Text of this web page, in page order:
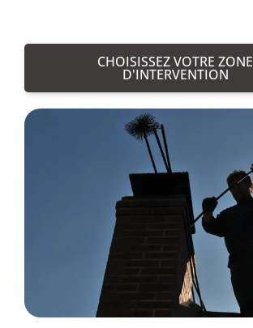
CHOISISSEZ VOTRE ZONE
D'INTERVENTION